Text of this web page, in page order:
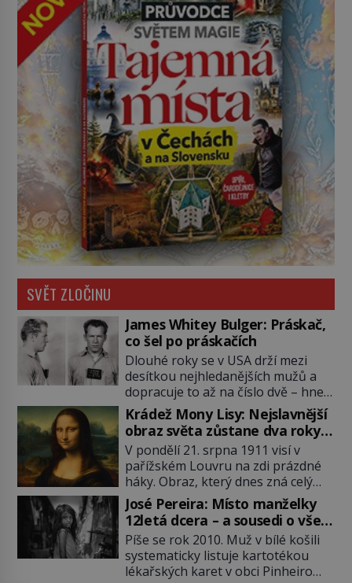
SVĚT ZLOČINU
James Whitey Bulger: Práskač,
co šel po práskačích
Dlouhé roky se v USA drží mezi
desítkou nejhledanějších mužů a
dopracuje to až na číslo dvě – hned
po Usámovi bin Ládinovi (1957–
2011). To je James „Whitey“ Bulger
(1929–2018) viněný ze spoluúčasti
na 19 vraždách, vydírání a lichvy. A
samozřejmě, krom toho je ještě
drogový dealer, který neváhá
odstranit z cesty všechny práskače,
zatímco […]
Krádež Mony Lisy: Nejslavnější
obraz světa zůstane dva roky
nezvěstný
V pondělí 21. srpna 1911 visí v
pařížském Louvru na zdi prázdné
háky. Obraz, který dnes zná celý
svět, je pryč. Zpočátku si nikdo
nemyslí, že jde o krádež.
Zaměstnanci jsou přesvědčeni, že
Mona Lisa je jen v restaurátorské
dílně nebo u fotografa. Když se
ukáže pravda, propukne jeden z
José Pereira: Místo manželky
12letá dcera – a sousedi o všem
vědí!
Píše se rok 2010. Muž v bílé košili
systematicky listuje kartotékou
lékařských karet v obci Pinheiro